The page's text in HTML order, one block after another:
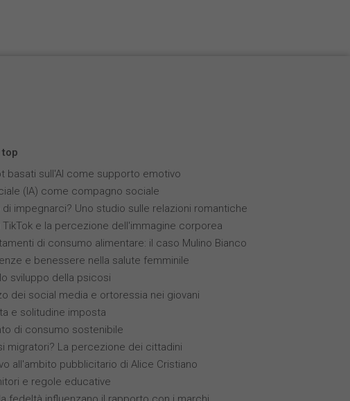
basati sull'AI come supporto emotivo
(IA) come compagno sociale
impegnarci? Uno studio sulle relazioni romantiche
e la percezione dell'immagine corporea
di consumo alimentare: il caso Mulino Bianco
e benessere nella salute femminile
sviluppo della psicosi
dei social media e ortoressia nei giovani
e solitudine imposta
di consumo sostenibile
migratori? La percezione dei cittadini
all'ambito pubblicitario di Alice Cristiano
e regole educative